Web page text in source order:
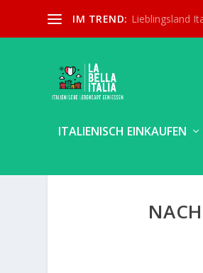
IM TREND: Lieblingsland
ITALIENISCH EINKAUFEN